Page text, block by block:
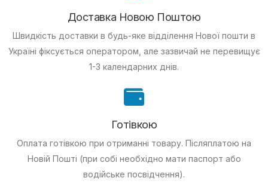
Доставка Новою Поштою
Швидкість доставки в будь-яке відділення Нової пошти в
Україні фіксується оператором, але зазвичай не перевищує
1-3 календарних днів.
Готівкою
Оплата готівкою при отриманні товару. Післяплатою на
Новій Пошті (при собі необхідно мати паспорт або
водійське посвідчення).